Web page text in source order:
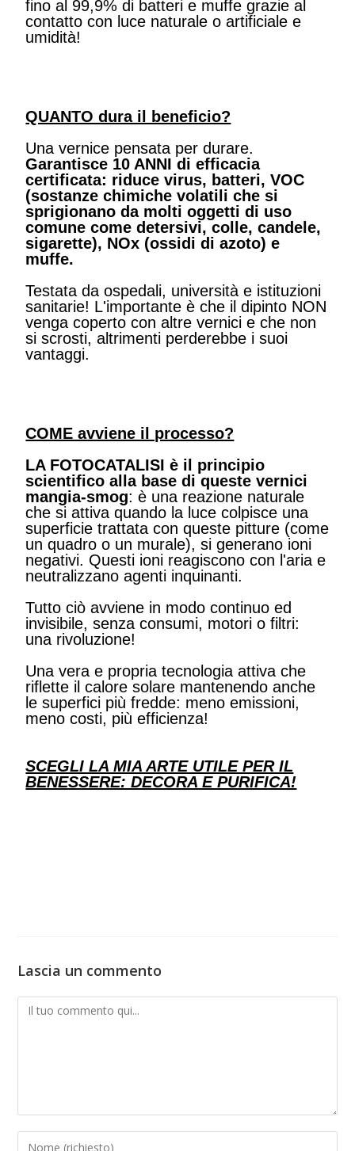
fino al 99,9% di batteri e muffe grazie al
contatto con luce naturale o artificiale e
umidità!
QUANTO dura il beneficio?
Una vernice pensata per durare.
Garantisce 10 ANNI di efficacia
certificata: riduce virus, batteri, VOC
(sostanze chimiche volatili che si
sprigionano da molti oggetti di uso
comune come detersivi, colle, candele,
sigarette), NOx (ossidi di azoto) e
muffe.
Testata da ospedali, università e istituzioni
sanitarie! L'importante è che il dipinto NON
venga coperto con altre vernici e che non
si scrosti, altrimenti perderebbe i suoi
vantaggi.
COME avviene il processo?
LA FOTOCATALISI è il principio
scientifico alla base di queste vernici
mangia-smog: è una reazione naturale
che si attiva quando la luce colpisce una
superficie trattata con queste pitture (come
un quadro o un murale), si generano ioni
negativi. Questi ioni reagiscono con l'aria e
neutralizzano agenti inquinanti.
Tutto ciò avviene in modo continuo ed
invisibile, senza consumi, motori o filtri:
una rivoluzione!
Una vera e propria tecnologia attiva che
riflette il calore solare mantenendo anche
le superfici più fredde: meno emissioni,
meno costi, più efficienza!
SCEGLI LA MIA ARTE UTILE PER IL
BENESSERE: DECORA E PURIFICA!
Lascia un commento